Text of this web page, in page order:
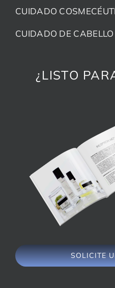
CUIDADO
CUIDADO DE CABELLO
¿LISTO
SOLICITE